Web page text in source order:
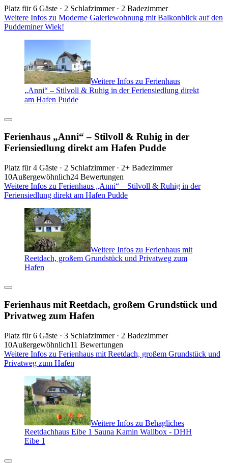
Platz für 6 Gäste · 2 Schlafzimmer · 2 Badezimmer
Weitere Infos zu Moderne Galeriewohnung mit Balkonblick auf den
Puddeminer Wiek!
Weitere Infos zu Ferienhaus
„Anni“ – Stilvoll & Ruhig in der Feriensiedlung direkt
am Hafen Pudde
Ferienhaus „Anni“ – Stilvoll & Ruhig in der
Feriensiedlung direkt am Hafen Pudde
Platz für 4 Gäste · 2 Schlafzimmer · 2+ Badezimmer
10Außergewöhnlich24 Bewertungen
Weitere Infos zu Ferienhaus „Anni“ – Stilvoll & Ruhig in der
Feriensiedlung direkt am Hafen Pudde
Weitere Infos zu Ferienhaus mit
Reetdach, großem Grundstück und Privatweg zum
Hafen
Ferienhaus mit Reetdach, großem Grundstück und
Privatweg zum Hafen
Platz für 6 Gäste · 3 Schlafzimmer · 2 Badezimmer
10Außergewöhnlich11 Bewertungen
Weitere Infos zu Ferienhaus mit Reetdach, großem Grundstück und
Privatweg zum Hafen
Weitere Infos zu Behagliches
Reetdachhaus Eibe 1 Sauna Kamin Wallbox - DHH
Eibe 1